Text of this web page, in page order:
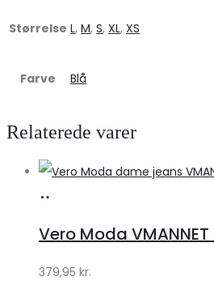
Størrelse L, M, S, XL, XS
Farve Blå
Relaterede varer
Klædeskabet.dk
Vero Moda
379,95 kr.